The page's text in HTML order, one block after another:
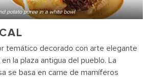
potato puree in a white bowl
temático decorado con arte elegante
la plaza antigua del pueblo. La
se basa en carne de mamíferos